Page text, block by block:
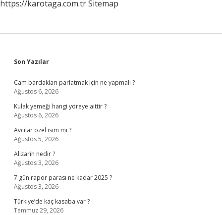
https://karotaga.com.trSitemap
Sidebar
Son Yazılar
Cam bardakları parlatmak için ne yapmalı ?
Ağustos 6, 2026
Kulak yemeği hangi yöreye aittir ?
Ağustos 6, 2026
Avcılar özel isim mi ?
Ağustos 5, 2026
Alizarin nedir ?
Ağustos 3, 2026
7 gün rapor parası ne kadar 2025 ?
Ağustos 3, 2026
Türkiye’de kaç kasaba var ?
Temmuz 29, 2026